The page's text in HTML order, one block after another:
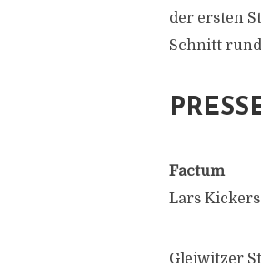
der ersten
Schnitt
Factum
Lars Kickers
Gleiwitzer